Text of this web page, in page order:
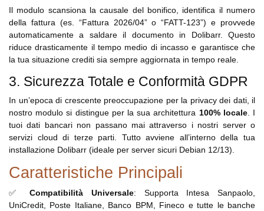
Il modulo scansiona la causale del bonifico, identifica il numero
della fattura (es. “Fattura 2026/04” o “FATT-123”) e provvede
automaticamente a saldare il documento in Dolibarr. Questo
riduce drasticamente il tempo medio di incasso e garantisce che
la tua situazione crediti sia sempre aggiornata in tempo reale.
3. Sicurezza Totale e Conformità GDPR
In un’epoca di crescente preoccupazione per la privacy dei dati, il
nostro modulo si distingue per la sua architettura 100% locale. I
tuoi dati bancari non passano mai attraverso i nostri server o
servizi cloud di terze parti. Tutto avviene all’interno della tua
installazione Dolibarr (ideale per server sicuri Debian 12/13).
Caratteristiche Principali
✅Compatibilità Universale: Supporta Intesa Sanpaolo,
UniCredit, Poste Italiane, Banco BPM, Fineco e tutte le banche